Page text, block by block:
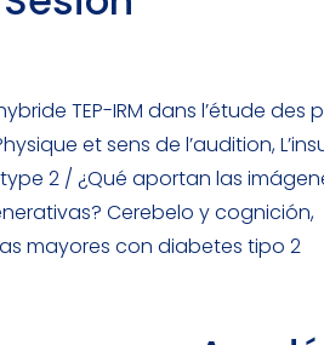
TEP-IRM dans l’étude
et sens de l’audition,
2 / ¿Qué aportan las
Cerebelo y cognición,
mayores con diabetes tipo 2